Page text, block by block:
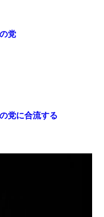
党
党に合流する